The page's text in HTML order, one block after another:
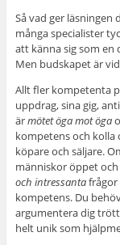
Så vad ger
många specialister
att känna sig som en
Men budskapet är
Allt fler kompetenta
uppdrag, sina gig,
ärmötet öga mot öga
kompetens och kolla
köpare och säljare.
människor öppet
och intressantafrågor
kompetens. Du
argumentera dig
helt unik som